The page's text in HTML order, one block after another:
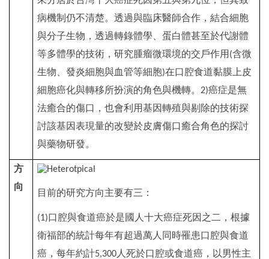
病機制仍不清楚。透過與臨床醫師合作，結合細胞
與分子生物，透過轉錄體學、蛋白體甚至於代謝體
等多體學的技術，研究腫瘤微環境的交戶作用 (含微
生物、發炎細胞與血管等細胞)在口腔食道黏膜上皮
細胞癌化與轉移所扮演的角色與機轉。 2)癌症是無
法癒合的傷口，也會利用基因轉殖與剔除的技術探
討該基因表現量的改變於皮膚傷口癒合角色的探討
與藥物研發。
方
向
目前的研究方向主要有三：
(1)口腔與食道癌於是國人十大癌症死因之二，根據
衛福部的統計每年有超過萬人同時罹患口腔與食道
癌，每年約計5,300 人死於口腔或食道癌，以男性主